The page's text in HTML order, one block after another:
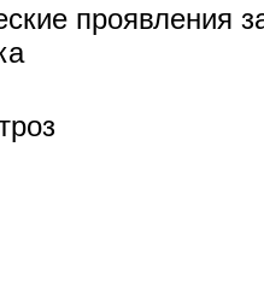
проявления